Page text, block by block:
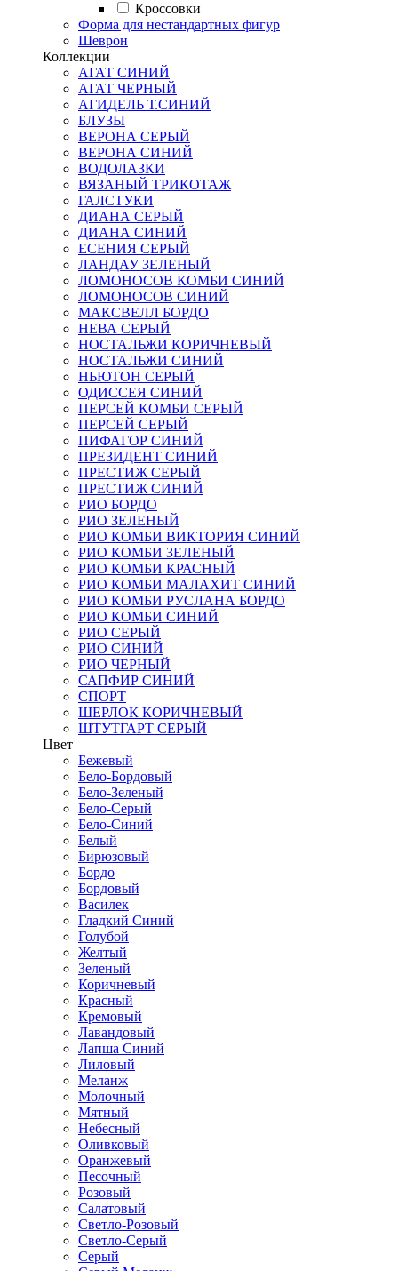
Кроссовки
Форма для нестандартных фигур
Шеврон
Коллекции
АГАТ СИНИЙ
АГАТ ЧЕРНЫЙ
АГИДЕЛЬ Т.СИНИЙ
БЛУЗЫ
ВЕРОНА СЕРЫЙ
ВЕРОНА СИНИЙ
ВОДОЛАЗКИ
ВЯЗАНЫЙ ТРИКОТАЖ
ГАЛСТУКИ
ДИАНА СЕРЫЙ
ДИАНА СИНИЙ
ЕСЕНИЯ СЕРЫЙ
ЛАНДАУ ЗЕЛЕНЫЙ
ЛОМОНОСОВ КОМБИ СИНИЙ
ЛОМОНОСОВ СИНИЙ
МАКСВЕЛЛ БОРДО
НЕВА СЕРЫЙ
НОСТАЛЬЖИ КОРИЧНЕВЫЙ
НОСТАЛЬЖИ СИНИЙ
НЬЮТОН СЕРЫЙ
ОДИССЕЯ СИНИЙ
ПЕРСЕЙ КОМБИ СЕРЫЙ
ПЕРСЕЙ СЕРЫЙ
ПИФАГОР СИНИЙ
ПРЕЗИДЕНТ СИНИЙ
ПРЕСТИЖ СЕРЫЙ
ПРЕСТИЖ СИНИЙ
РИО БОРДО
РИО ЗЕЛЕНЫЙ
РИО КОМБИ ВИКТОРИЯ СИНИЙ
РИО КОМБИ ЗЕЛЕНЫЙ
РИО КОМБИ КРАСНЫЙ
РИО КОМБИ МАЛАХИТ СИНИЙ
РИО КОМБИ РУСЛАНА БОРДО
РИО КОМБИ СИНИЙ
РИО СЕРЫЙ
РИО СИНИЙ
РИО ЧЕРНЫЙ
САПФИР СИНИЙ
СПОРТ
ШЕРЛОК КОРИЧНЕВЫЙ
ШТУТГАРТ СЕРЫЙ
Цвет
Бежевый
Бело-Бордовый
Бело-Зеленый
Бело-Серый
Бело-Синий
Белый
Бирюзовый
Бордо
Бордовый
Василек
Гладкий Синий
Голубой
Желтый
Зеленый
Коричневый
Красный
Кремовый
Лавандовый
Лапша Синий
Лиловый
Меланж
Молочный
Мятный
Небесный
Оливковый
Оранжевый
Песочный
Розовый
Салатовый
Светло-Розовый
Светло-Серый
Серый